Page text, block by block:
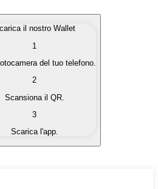
che ti interessano in modo
in valuta fiat quando ne
con un'altra
in un Wallet self-custodial.
il nostro Wallet
1
del tuo telefono.
2
Scansiona il QR.
3
Scarica l'app.